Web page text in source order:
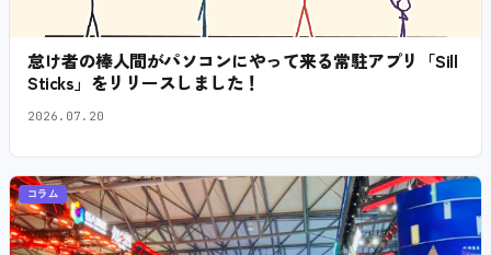
怠け者の棒人間がパソコンにやって来る常駐アプリ「Sill
Sticks」をリリースしました！
2026.07.20
コラム